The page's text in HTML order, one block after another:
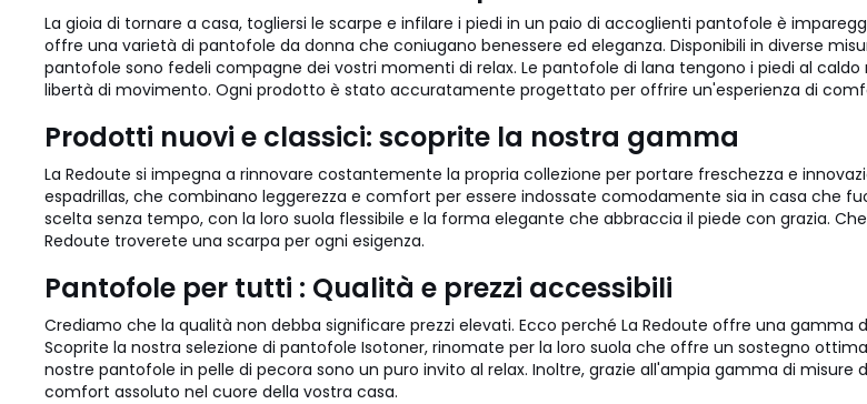
La gioia di tornare a casa, togliersi le scarpe e infilare i piedi in un paio di accoglienti pantofole è
offre una varietà di pantofole da donna che coniugano benessere ed eleganza. Disponibili in diverse
pantofole sono fedeli compagne dei vostri momenti di relax. Le pantofole di lana tengono i piedi al
libertà di movimento. Ogni prodotto è stato accuratamente progettato per offrire un'esperienza di
Prodotti nuovi e classici: scoprite la nostra gamma
La Redoute si impegna a rinnovare costantemente la propria collezione per portare freschezza e
espadrillas, che combinano leggerezza e comfort per essere indossate comodamente sia in casa che
scelta senza tempo, con la loro suola flessibile e la forma elegante che abbraccia il piede con grazia.
Redoute troverete una scarpa per ogni esigenza.
Pantofole per tutti : Qualità e prezzi accessibili
Crediamo che la qualità non debba significare prezzi elevati. Ecco perché La Redoute offre una
Scoprite la nostra selezione di pantofole Isotoner, rinomate per la loro suola che offre un sostegno
nostre pantofole in pelle di pecora sono un puro invito al relax. Inoltre, grazie all'ampia gamma di
comfort assoluto nel cuore della vostra casa.